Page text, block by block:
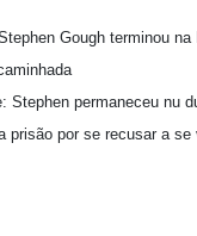
Gough terminou
Stephen permaneceu nu
prisão por se recusar a